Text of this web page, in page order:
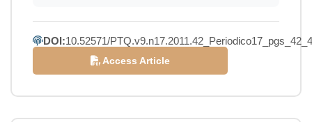
DOI:10.52571/
Access Article